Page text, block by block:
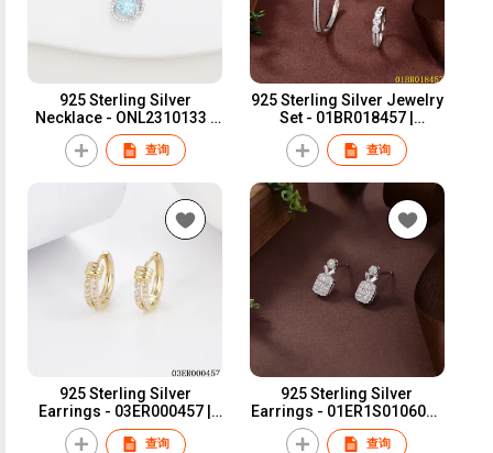
925 Sterling Silver
Necklace - ONL2310133 |
Blossom CS Jewelry
查询
925 Sterling Silver Jewelry
Set - 01BR018457 |
Blossom CS Jewelry
查询
925 Sterling Silver
Earrings - 03ER000457 |
Blossom CS Jewelry
查询
925 Sterling Silver
Earrings - 01ER1S010602 |
Blossom CS Jewelry
查询